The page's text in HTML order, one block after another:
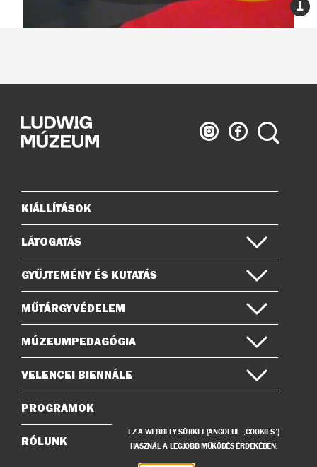
Ludwig
Múzeum
Ludwig
Múzeum
Keresés
Oldaltérkép
KIÁLLÍTÁSOK
LÁTOGATÁS
GYŰJTEMÉNY ÉS KUTATÁS
MŰTÁRGYVÉDELEM
MÚZEUMPEDAGÓGIA
VELENCEI BIENNÁLE
PROGRAMOK
RÓLUNK
EZ A WEBHELY SÜTIKET (ANGOLUL „COOKIES”)
HASZNÁL A LEGJOBB MŰKÖDÉS ÉRDEKÉBEN.